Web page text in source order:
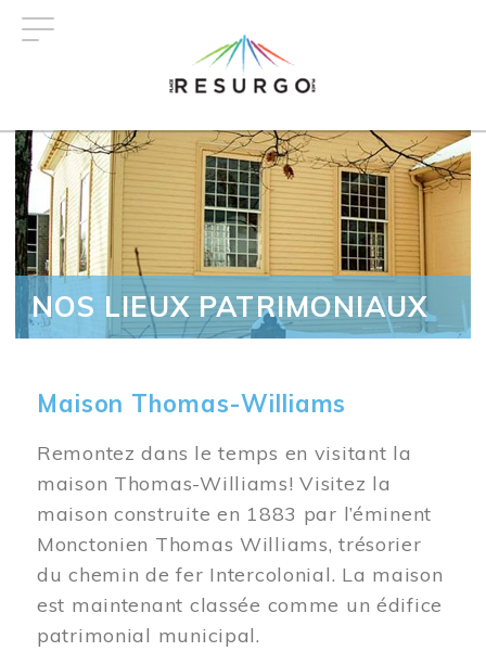
NOS LIEUX PATRIMONIAUX
Maison Thomas-Williams
Remontez dans le temps en visitant la
maison Thomas-Williams! Visitez la
maison construite en 1883 par l’éminent
Monctonien Thomas Williams, trésorier
du chemin de fer Intercolonial. La maison
est maintenant classée comme un édifice
patrimonial municipal.